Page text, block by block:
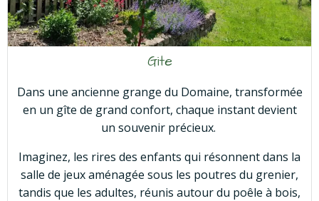
Gite
Dans une ancienne grange du Domaine, transformée
en un gîte de grand confort, chaque instant devient
un souvenir précieux.
Imaginez, les rires des enfants qui résonnent dans la
salle de jeux aménagée sous les poutres du grenier,
tandis que les adultes, réunis autour du poêle à bois,